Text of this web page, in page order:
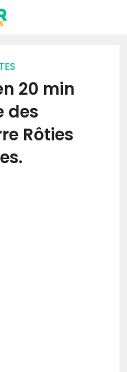
20 min
des
Rôties